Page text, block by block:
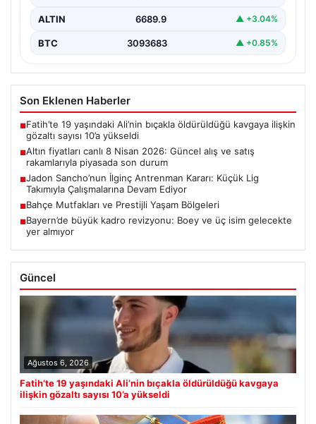
ALTIN 6689.9 ▲ +3.04%
BTC 3093683 ▲ +0.85%
Son Eklenen Haberler
■Fatih’te 19 yaşındaki Ali’nin bıçakla öldürüldüğü kavgaya ilişkin
gözaltı sayısı 10’a yükseldi
■Altın fiyatları canlı 8 Nisan 2026: Güncel alış ve satış
rakamlarıyla piyasada son durum
■Jadon Sancho’nun İlginç Antrenman Kararı: Küçük Lig
Takımıyla Çalışmalarına Devam Ediyor
■Bahçe Mutfakları ve Prestijli Yaşam Bölgeleri
■Bayern’de büyük kadro revizyonu: Boey ve üç isim gelecekte
yer almıyor
Güncel
Ağustos 6, 2026
Fatih’te 19 yaşındaki Ali’nin bıçakla öldürüldüğü kavgaya
ilişkin gözaltı sayısı 10’a yükseldi